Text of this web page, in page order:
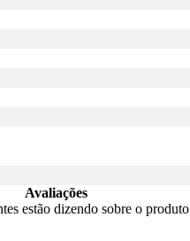
Avaliações
estão dizendo sobre o produto